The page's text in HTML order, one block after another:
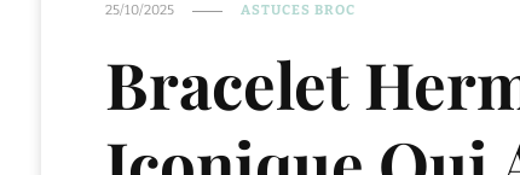
25/10/2025 ASTUCES BROC
Bracelet